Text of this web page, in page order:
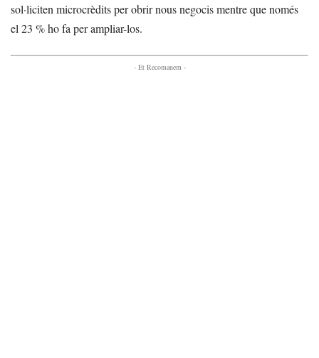
sol·liciten microcrèdits per obrir nous negocis mentre que només
el 23 % ho fa per ampliar-los.
- Et Recomanem -